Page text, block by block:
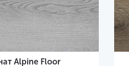
Alpine Floor